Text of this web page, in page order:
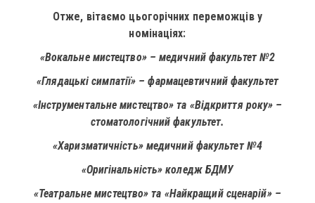
Отже, вітаємо цьогорічних переможців у
номінаціях:
«Вокальне мистецтво» – медичний факультет №2
«Глядацькі симпатії» – фармацевтичний факультет
«Інструментальне мистецтво» та «Відкриття року» –
стоматологічний факультет.
«Харизматичність» медичний факультет №4
«Оригінальність» коледж БДМУ
«Театральне мистецтво» та «Найкращий сценарій» –